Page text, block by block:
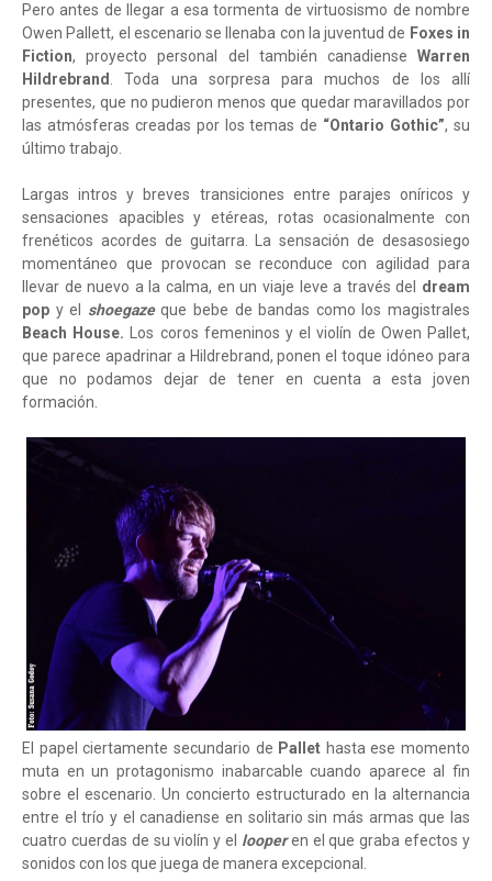
Pero antes de llegar a esa tormenta de virtuosismo de nombre
Owen Pallett, el escenario se llenaba con la juventud de Foxes in
Fiction, proyecto personal del también canadiense Warren
Hildrebrand . Toda una sorpresa para muchos de los allí
presentes, que no pudieron menos que quedar maravillados por
las atmósferas creadas por los temas de “Ontario Gothic”, su
último trabajo.
Largas intros y breves transiciones entre parajes oníricos y
sensaciones apacibles y etéreas, rotas ocasionalmente con
frenéticos acordes de guitarra. La sensación de desasosiego
momentáneo que provocan se reconduce con agilidad para
llevar de nuevo a la calma, en un viaje leve a través del dream
pop y el shoegazeque bebe de bandas como los magistrales
Beach House. Los coros femeninos y el violín de Owen Pallet,
que parece apadrinar a Hildrebrand, ponen el toque idóneo para
que no podamos dejar de tener en cuenta a esta joven
formación.
El papel ciertamente secundario de Pallet hasta ese momento
muta en un protagonismo inabarcable cuando aparece al fin
sobre el escenario. Un concierto estructurado en la alternancia
entre el trío y el canadiense en solitario sin más armas que las
cuatro cuerdas de su violín y el looperen el que graba efectos y
sonidos con los que juega de manera excepcional.